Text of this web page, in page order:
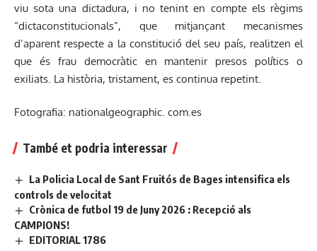
viu sota una dictadura, i no tenint en compte els règims
“dictaconstitucionals”, que mitjançant mecanismes
d’aparent respecte a la constitució del seu país, realitzen el
que és frau democràtic en mantenir presos polítics o
exiliats. La història, tristament, es continua repetint.
Fotografia: nationalgeographic. com.es
També et podria interessar
La Policia Local de Sant Fruitós de Bages intensifica els
controls de velocitat
Crònica de futbol 19 de Juny 2026 : Recepció als
CAMPIONS!
EDITORIAL 1786